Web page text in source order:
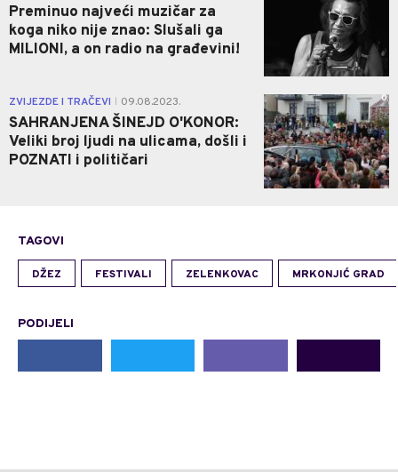
Preminuo najveći muzičar za
koga niko nije znao: Slušali ga
MILIONI, a on radio na građevini!
ZVIJEZDE I TRAČEVI 09.08.2023.
SAHRANJENA ŠINEJD O'KONOR:
Veliki broj ljudi na ulicama, došli i
POZNATI i političari
0
TAGOVI
DŽEZ FESTIVALI ZELENKOVAC MRKONJIĆ GRAD
PODIJELI